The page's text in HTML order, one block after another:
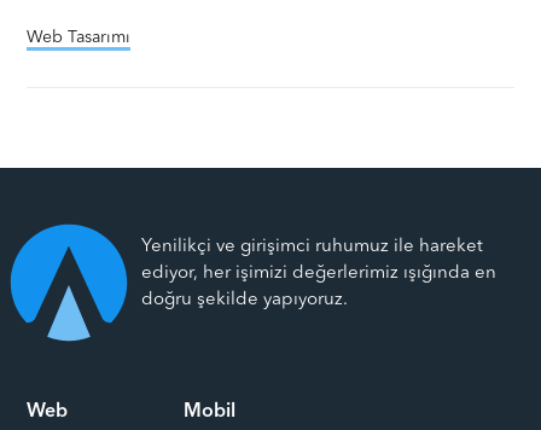
Web Tasarımı
Yenilikçi ve girişimci ruhumuz ile hareket
ediyor, her işimizi değerlerimiz ışığında en
doğru şekilde yapıyoruz.
Web
Mobil